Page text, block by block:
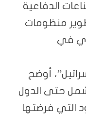
الدفاعية
منظومات
في
أوضح
حتى الدول
التي فرضتها